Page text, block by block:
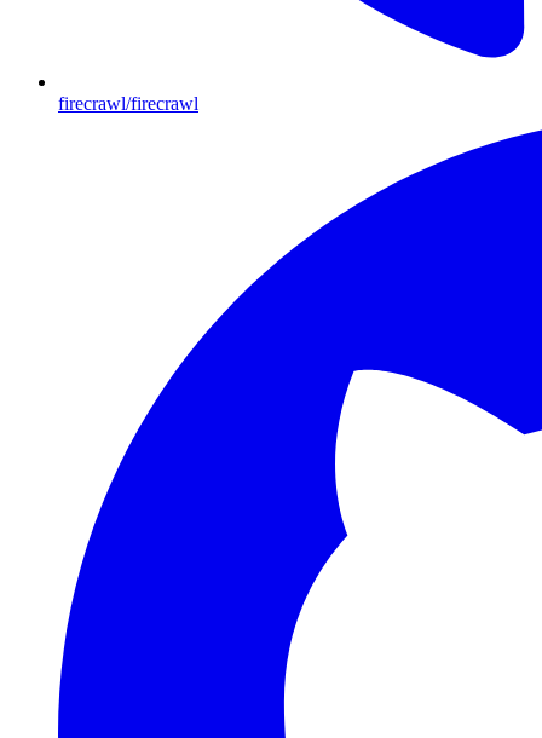
firecrawl/firecrawl